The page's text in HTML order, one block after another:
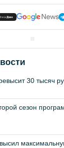
30 тысяч
сезон